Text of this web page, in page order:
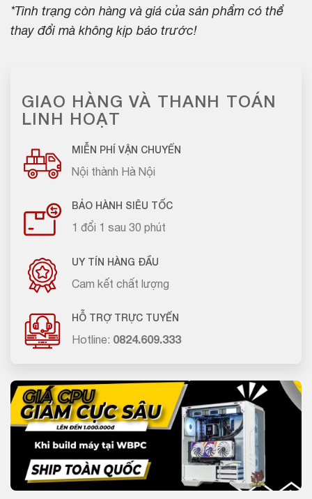
*Tình trạng còn hàng và giá của sản phẩm có thể
thay đổi mà không kịp báo trước!
GIAO HÀNG VÀ THANH TOÁN
LINH HOẠT
MIỄN PHÍ VẬN CHUYỂN
Nội thành Hà Nội
BẢO HÀNH SIÊU TỐC
1 đổi 1 sau 30 phút
UY TÍN HÀNG ĐẦU
Cam kết chất lượng
HỖ TRỢ TRỰC TUYẾN
Hotline: 0824.609.333